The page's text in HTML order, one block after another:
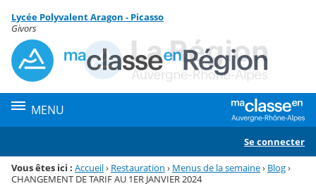
Menu de la rubrique
Contenu
Lycée Polyvalent Aragon - Picasso
Givors
MENU
Se connecter
Vous êtes ici : Accueil› Restauration › Menus de la semaine› Blog›
CHANGEMENT DE TARIF AU 1ER JANVIER 2024